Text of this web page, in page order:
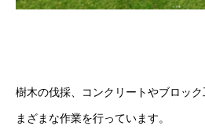
樹木の伐採、コンクリートやブロッ
まざまな作業を行っています。